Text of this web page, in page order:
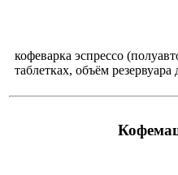
кофеварка эспрессо
таблетках, объём